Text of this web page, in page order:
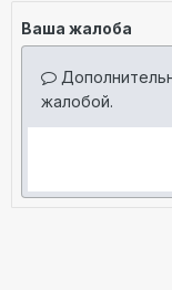
Ваша жалоба
жалобой.